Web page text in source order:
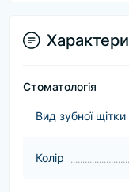
Стоматологія
Вид зубної щітки
Колір